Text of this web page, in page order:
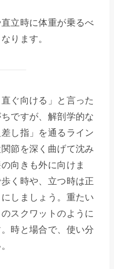
立時に体重が乗るべ
ります。
ぐ向ける」と言った
ですが、解剖学的な
し指」を通るライン
節を深く曲げて沈み
向きも外に向けま
く時や、立つ時は正
しましょう。重たい
スクワットのように
時と場合で、使い分